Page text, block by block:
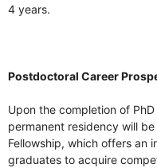
4 years.
Postdoctoral Career
Upon the completion of
permanent residency will
Fellowship, which offers an
graduates to acquire